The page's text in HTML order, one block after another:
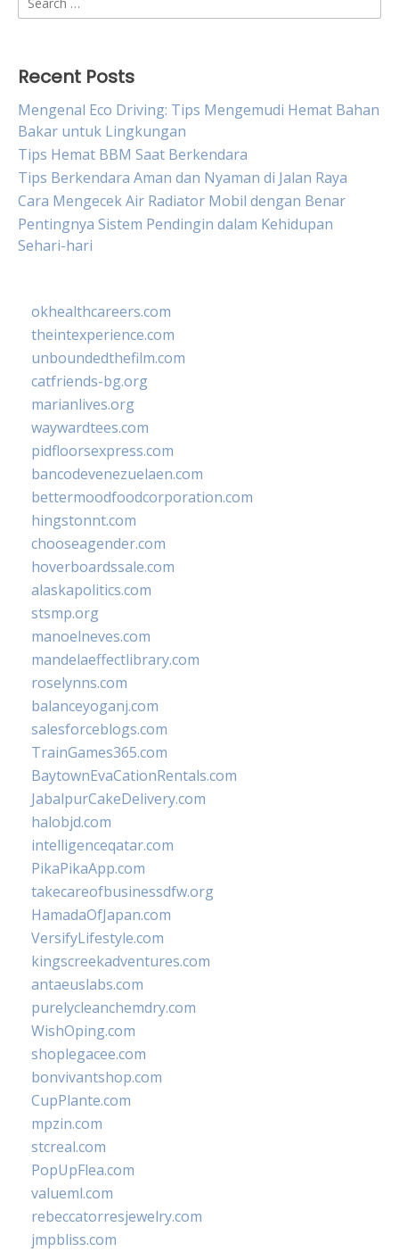
for:
Recent Posts
Mengenal Eco Driving: Tips Mengemudi Hemat Bahan
Bakar untuk Lingkungan
Tips Hemat BBM Saat Berkendara
Tips Berkendara Aman dan Nyaman di Jalan Raya
Cara Mengecek Air Radiator Mobil dengan Benar
Pentingnya Sistem Pendingin dalam Kehidupan
Sehari-hari
okhealthcareers.com
theintexperience.com
unboundedthefilm.com
catfriends-bg.org
marianlives.org
waywardtees.com
pidfloorsexpress.com
bancodevenezuelaen.com
bettermoodfoodcorporation.com
hingstonnt.com
chooseagender.com
hoverboardssale.com
alaskapolitics.com
stsmp.org
manoelneves.com
mandelaeffectlibrary.com
roselynns.com
balanceyoganj.com
salesforceblogs.com
TrainGames365.com
BaytownEvaCationRentals.com
JabalpurCakeDelivery.com
halobjd.com
intelligenceqatar.com
PikaPikaApp.com
takecareofbusinessdfw.org
HamadaOfJapan.com
VersifyLifestyle.com
kingscreekadventures.com
antaeuslabs.com
purelycleanchemdry.com
WishOping.com
shoplegacee.com
bonvivantshop.com
CupPlante.com
mpzin.com
stcreal.com
PopUpFlea.com
valueml.com
rebeccatorresjewelry.com
jmpbliss.com